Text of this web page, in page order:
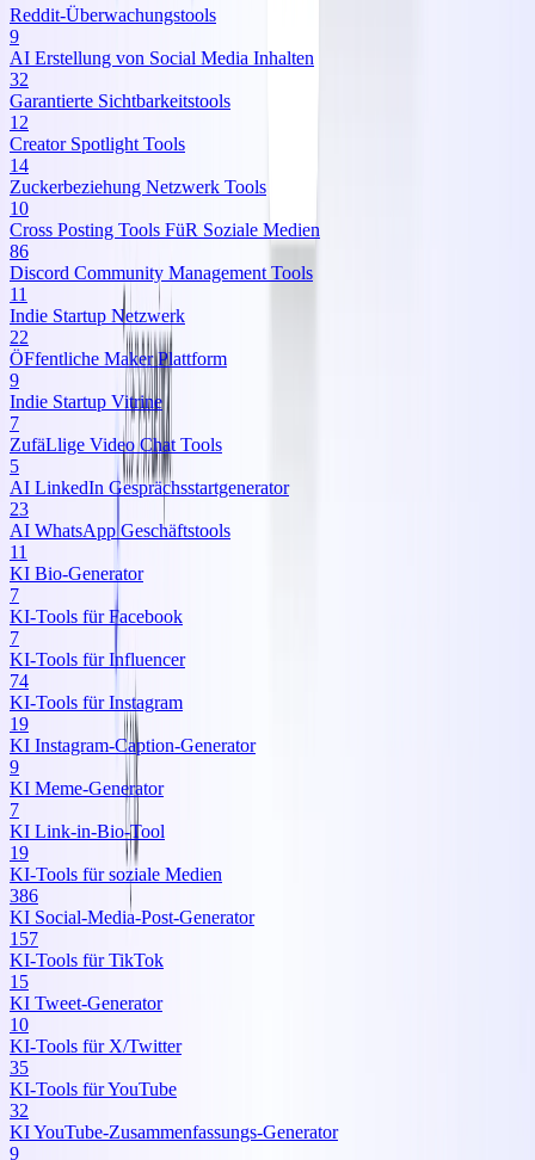
Reddit-Überwachungstools
9
AI Erstellung von Social Media Inhalten
32
Garantierte Sichtbarkeitstools
12
Creator Spotlight Tools
14
Zuckerbeziehung Netzwerk Tools
10
Cross Posting Tools FüR Soziale Medien
86
Discord Community Management Tools
11
Indie Startup Netzwerk
22
ÖFfentliche Maker Plattform
9
Indie Startup Vitrine
7
ZufäLlige Video Chat Tools
5
AI LinkedIn Gesprächsstartgenerator
23
AI WhatsApp Geschäftstools
11
KI Bio‑Generator
7
KI‑Tools für Facebook
7
KI‑Tools für Influencer
74
KI‑Tools für Instagram
19
KI Instagram‑Caption‑Generator
9
KI Meme‑Generator
7
KI Link‑in‑Bio‑Tool
19
KI‑Tools für soziale Medien
386
KI Social‑Media‑Post‑Generator
157
KI‑Tools für TikTok
15
KI Tweet‑Generator
10
KI‑Tools für X/Twitter
35
KI‑Tools für YouTube
32
KI YouTube‑Zusammenfassungs‑Generator
9